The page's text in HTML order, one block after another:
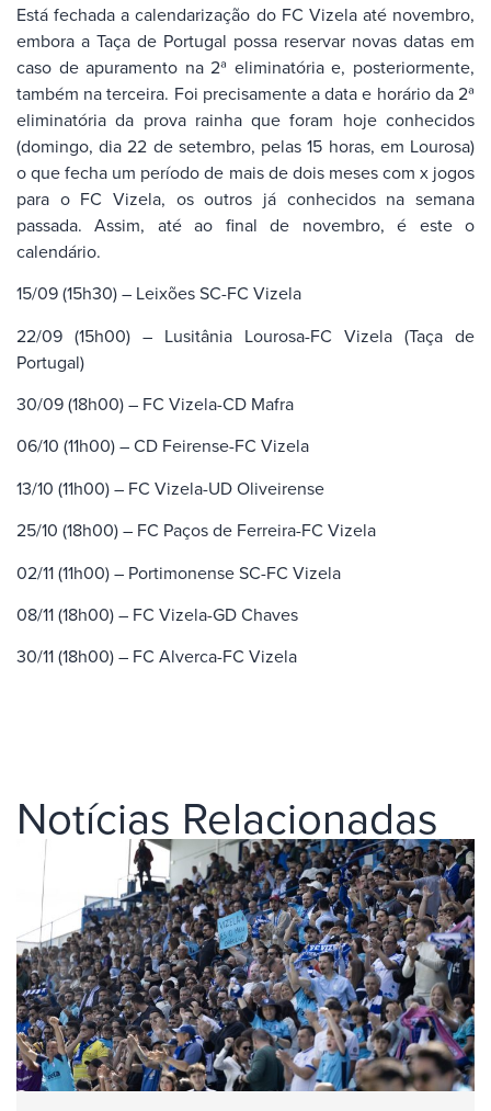
Está fechada a calendarização do FC Vizela até novembro,
embora a Taça de Portugal possa reservar novas datas em
caso de apuramento na 2ª eliminatória e, posteriormente,
também na terceira. Foi precisamente a data e horário da 2ª
eliminatória da prova rainha que foram hoje conhecidos
(domingo, dia 22 de setembro, pelas 15 horas, em Lourosa)
o que fecha um período de mais de dois meses com x jogos
para o FC Vizela, os outros já conhecidos na semana
passada. Assim, até ao final de novembro, é este o
calendário.
15/09 (15h30) – Leixões SC-FC Vizela
22/09 (15h00) – Lusitânia Lourosa-FC Vizela (Taça de
Portugal)
30/09 (18h00) – FC Vizela-CD Mafra
06/10 (11h00) – CD Feirense-FC Vizela
13/10 (11h00) – FC Vizela-UD Oliveirense
25/10 (18h00) – FC Paços de Ferreira-FC Vizela
02/11 (11h00) – Portimonense SC-FC Vizela
08/11 (18h00) – FC Vizela-GD Chaves
30/11 (18h00) – FC Alverca-FC Vizela
Notícias Relacionadas